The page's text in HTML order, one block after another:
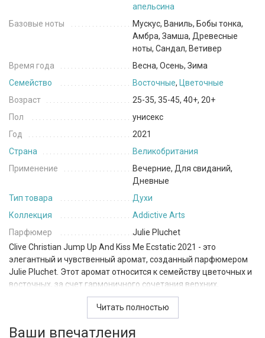
апельсина
Базовые ноты
Мускус, Ваниль, Бобы тонка,
Амбра, Замша, Древесные
ноты, Сандал, Ветивер
Время года
Весна, Осень, Зима
Семейство
Восточные, Цветочные
Возраст
25-35, 35-45, 40+, 20+
Пол
унисекс
Год
2021
Страна
Великобритания
Применение
Вечерние, Для свиданий,
Дневные
Тип товара
Духи
Коллекция
Addictive Arts
Парфюмер
Julie Pluchet
Clive Christian Jump Up And Kiss Me Ecstatic 2021 - это
элегантный и чувственный аромат, созданный парфюмером
Julie Pluchet. Этот аромат относится к семейству цветочных и
восточных, за счет гармоничного сочетания верхних,
сердечных и базовых нот.
Верхние ноты горького апельсина, мандарина и розового
перца создают яркий и энергичный вводный аккорд. В сердце
Читать полностью
Ваши впечатления